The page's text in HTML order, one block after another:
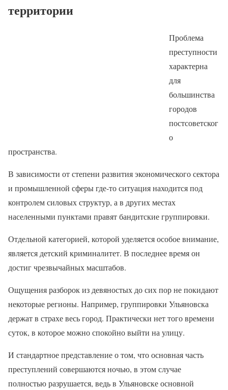
территории
Проблема
преступности
характерна
для
большинства
городов
постсоветског
о
пространства.
В зависимости от степени развития экономического сектора
и промышленной сферы где-то ситуация находится под
контролем силовых структур, а в других местах
населенными пунктами правят бандитские группировки.
Отдельной категорией, которой уделяется особое внимание,
является детский криминалитет. В последнее время он
достиг чрезвычайных масштабов.
Ощущения разборок из девяностых до сих пор не покидают
некоторые регионы. Например, группировки Ульяновска
держат в страхе весь город. Практически нет того времени
суток, в которое можно спокойно выйти на улицу.
И стандартное представление о том, что основная часть
преступлений совершаются ночью, в этом случае
полностью разрушается, ведь в Ульяновске основной